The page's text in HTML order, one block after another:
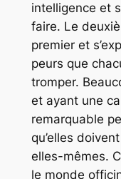
intelligence et
faire. Le
premier et
peurs que
tromper.
et ayant une
remarquable
qu’elles
elles-mêmes.
le monde